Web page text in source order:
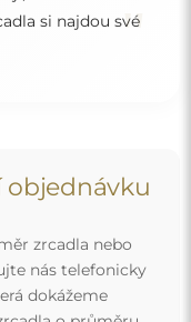
se o to, aby
do vašich
vlastním vozovým
čemuž vám
stavu,
zrcadlo